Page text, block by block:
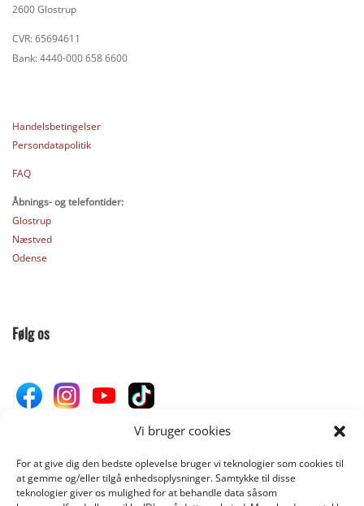
Vi bruger cookies
For at give dig den bedste oplevelse bruger vi teknologier som cookies til
at gemme og/eller tilgå enhedsoplysninger. Samtykke til disse
teknologier giver os mulighed for at behandle data såsom
2600 Glostrup
CVR: 65694611
Bank: 4440-000 658 6600
Handelsbetingelser
Persondatapolitik
FAQ
Åbnings- og telefontider:
Glostrup
Næstved
Odense
Følg os
Donér til Inges Kattehjem